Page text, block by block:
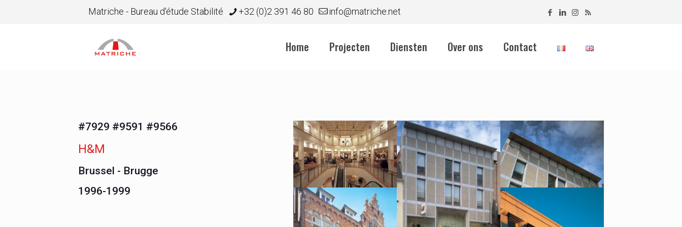
Matriche - Bureau d'étude Stabilité +32 (0)2 391 46 80 info@matriche.net
Home Projecten Diensten Over ons Contact
#7929 #9591 #9566
H&M
Brussel - Brugge
1996-1999